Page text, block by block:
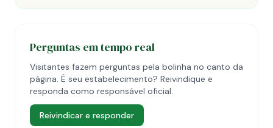
Perguntas em tempo real
Visitantes fazem perguntas pela bolinha no canto da
página. É seu estabelecimento? Reivindique e
responda como responsável oficial.
Reivindicar e responder